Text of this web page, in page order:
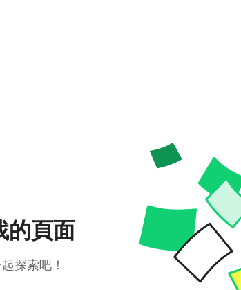
的頁面
探索吧！